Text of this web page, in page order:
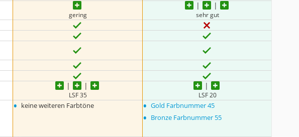
gering sehr gut
LSF 35 LSF 20
• keine weiteren Farbtöne • Gold Farbnummer 45
• Bronze Farbnummer 55